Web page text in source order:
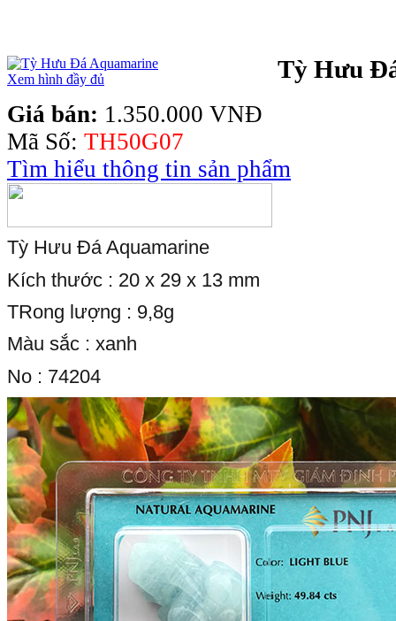
Xem hình đầy đủ Tỳ Hưu
Giá bán: 1.350.000 VNĐ
Mã Số: TH50G07
Tìm hiểu thông tin sản phẩm
Tỳ Hưu Đá Aquamarine
Kích thước : 20 x 29 x 13 mm
TRong lượng : 9,8g
Màu sắc : xanh
No : 74204